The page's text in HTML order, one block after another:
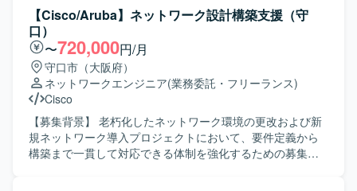
は以下を想定しております。 ・ネットワークの詳細設計
（物理設計、論理設計） ・パラメータ設計 ・各種設定・構
成に関する手順書作成 ・商用切替などの商用作業対応 ・デ
ータセンタにおける初期設定作業（必要に応じてACI関連作
業を現地で実施する場合があります） 【求める人物像】 ・
中長期で安定して参画いただける方 ・ネットワーク技術の
キャッチアップに前向きに取り組める方 ・手順書作成など
ドキュメント作業も丁寧に対応いただける方 ・関係者とコ
ミュニケーションを取りながら主体的に作業を進められる
方 【ポジションの魅力】 ・キャリア系データセンタの基幹
【Cisco/Aruba】ネットワーク設計構築支援（守
口）
〜720,000円/月
守口市（大阪府）
ネットワークエンジニア(業務委託・フリーランス)
Cisco
【募集背景】 老朽化したネットワーク環境の更改および新
規ネットワーク導入プロジェクトにおいて、要件定義から
構築まで一貫して対応できる体制を強化するための募集で